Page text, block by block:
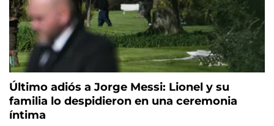
Último adiós a Jorge Messi: Lionel y su
familia lo despidieron en una ceremonia
íntima